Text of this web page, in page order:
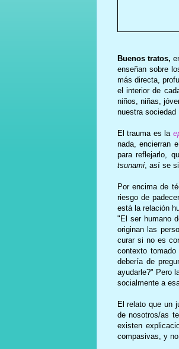
Buenos tratos,
enseñan sobre
más directa,
el interior de
niños, niñas,
nuestra sociedad
El trauma es la
nada, encierran
para reflejarlo,
tsunami, así se
Por encima de
riesgo de
está la relación
"El ser humano
originan las
curar si no es
contexto
debería de
ayudarle?" Pero
socialmente a
El relato que un
de nosotros/as
existen
compasivas, y